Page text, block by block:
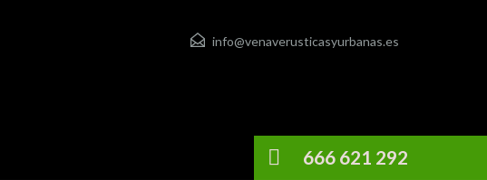
info@venaverusticasyurbanas.es
666 621 292